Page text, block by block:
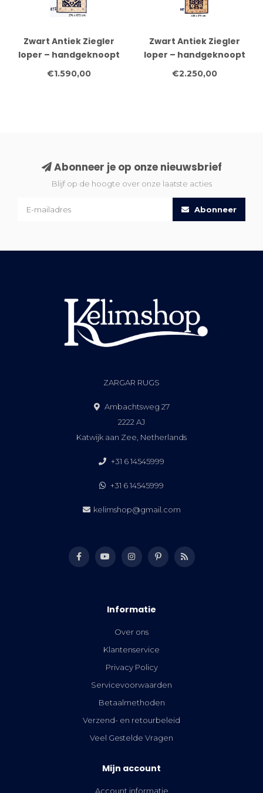
Zwart Antiek Ziegler
loper – handgeknoopt
wollen tapijt – 296 x 072
€1.590,00
Zwart Antiek Ziegler
loper – handgeknoopt
wollen tapijt – 400 x 075
€2.250,00
Abonneer je op onze nieuwsbrief
Blijf op de hoogte over onze laatste acties
Abonneer
ZARGAR RUGS
Ambachtsweg 27
2222 AJ
Katwijk aan Zee, Netherlands
+31 6 14545999
+31 6 14545999
kelimshop@gmail.com
Informatie
Over ons
Klantenservice
Privacy Policy
Servicevoorwaarden
Betaalmethoden
Verzend- en retourbeleid
Veel Gestelde Vragen
Mijn account
Account informatie